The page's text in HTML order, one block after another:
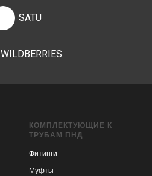
SATU
WILDBERRIES
КОМПЛЕКТУЮЩИЕ К
ТРУБАМ ПНД
Фитинги
Муфты